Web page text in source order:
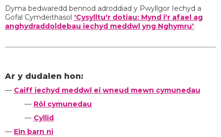
Dyma bedwaredd bennod adroddiad y Pwyllgor Iechyd a
Gofal Cymdeithasol 'Cysylltu'r dotiau: Mynd i'r afael ag
anghydraddoldebau iechyd meddwl yng Nghymru'.
Ar y dudalen hon:
— Caiff iechyd meddwl ei wneud mewn cymunedau
— Rôl cymunedau
— Cyllid
— Ein barn ni